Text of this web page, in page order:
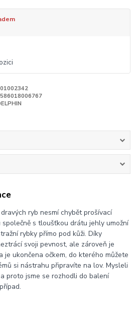
ryb nesmí chybět prošívací
s tloušťkou drátu jehly umožní
rybky přímo pod kůži. Díky
svoji pevnost, ale zároveň je
je ukončena očkem, do kterého můžete
si nástrahu připravíte na lov. Mysleli
proto jsme se rozhodli do balení